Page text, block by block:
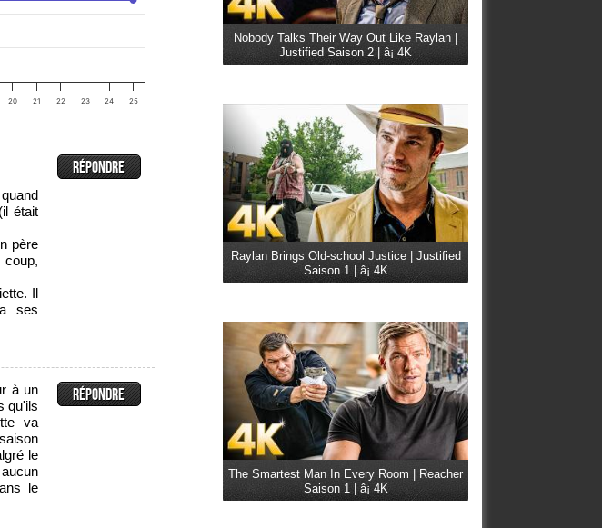
20 21 22 23 24 25
était
père
Il
ses
à un
qu'ils
va
le
le
Nobody Talks Their Way Out Like Raylan |
Justified Saison 2 | â¡ 4K
Raylan Brings Old-school Justice | Justified
Saison 1 | â¡ 4K
The Smartest Man In Every Room | Reacher
Saison 1 | â¡ 4K